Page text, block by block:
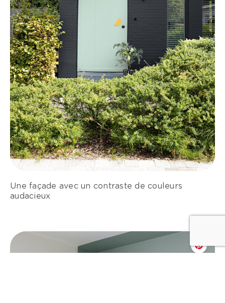
Une façade avec un contraste de couleurs
audacieux